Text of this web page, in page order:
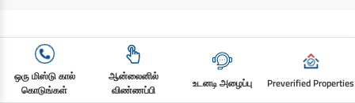
மேலும் காண்க
ஒரு மிஸ்டு கால்
கொடுங்கள்
ஆன்லைனில்
விண்ணப்பி
உடனடி அழைப்பு Preverified Properties